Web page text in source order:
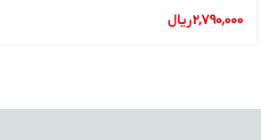
2,790,000ریال